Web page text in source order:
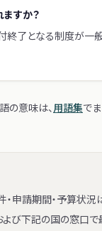
すか？
了となる制度が一
の意味は、用語集で
申請期間・予算状
び下記の国の窓口で